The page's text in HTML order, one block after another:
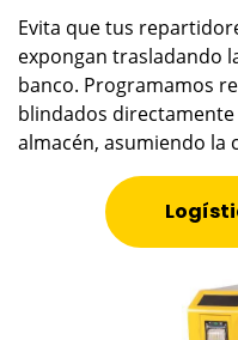
Evita que tus
expongan trasladando
banco. Programamos
blindados
almacén, asumiendo la